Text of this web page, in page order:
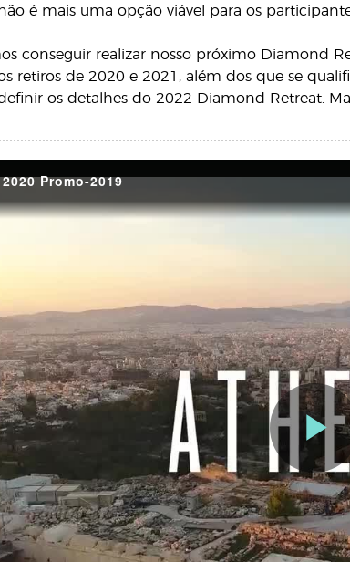
é mais uma opção viável para os
conseguir realizar nosso próximo Diamond
retiros de 2020 e 2021, além dos que se
os detalhes do 2022 Diamond Retreat.